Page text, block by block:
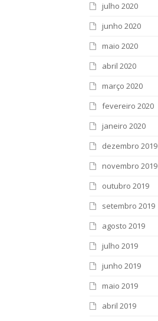
julho 2020
junho 2020
maio 2020
abril 2020
março 2020
fevereiro 2020
janeiro 2020
dezembro 2019
novembro 2019
outubro 2019
setembro 2019
agosto 2019
julho 2019
junho 2019
maio 2019
abril 2019